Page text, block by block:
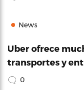
News
Uber ofrece
transportes y
0